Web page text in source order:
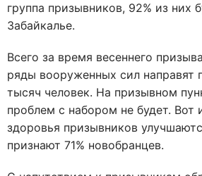
группа призывников, 92% из них
Забайкалье.
Всего за время весеннего
ряды вооруженных сил направят
тысяч человек. На призывном
проблем с набором не будет. Вот
здоровья призывников
признают 71% новобранцев.